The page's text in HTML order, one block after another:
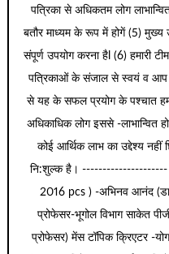
पत्रिका से अधिकतम लोग
बतौर माध्यम के रूप में होगें (5) मुख्य
संपूर्ण उपयोग करना हैl (6) हमारी
पत्रिकाओं के संजाल से स्वयं व आप
से यह के सफल प्रयोग के पश्चात
अधिकाधिक लोग इससे -लाभान्वित
कोई आर्थिक लाभ का उद्देश्य नहीं
नि:शुल्क है। ---------------------
2016 pcs ) -अभिनव आनंद
प्रोफेसर-भूगोल विभाग साकेत
प्रोफेसर) मेंस टॉपिक क्रिएटर -